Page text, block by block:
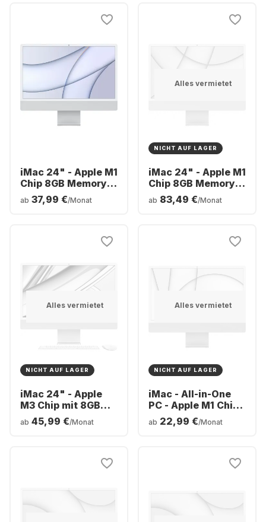
iMac 24" - Apple M1
Chip 8GB Memory
512GB SSD -
Integrated 8-core
ab 37,99 €/Monat
Alles vermietet
NICHT AUF LAGER
iMac 24" - Apple M1
Chip 8GB Memory
256GB SSD -
Integrated 8-core
ab 83,49 €/Monat
Alles vermietet
NICHT AUF LAGER
iMac 24" - Apple
M3 Chip mit 8GB
Arbeitsspeicher
256GB SSD -
ab 45,99 €/Monat
Alles vermietet
NICHT AUF LAGER
iMac - All-in-One
PC - Apple M1 Chip
8GB Memory 256GB
SSD - Integrated 7-
ab 22,99 €/Monat